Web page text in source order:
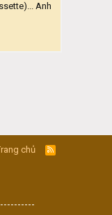
Anh
chủ
R
S